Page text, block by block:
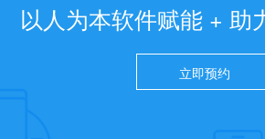
以人为本软件赋能 + 助
立即预约